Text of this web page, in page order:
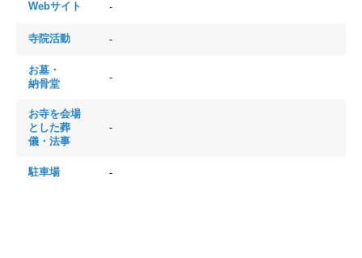
Webサイト -
寺院活動 -
お墓・
納骨堂
-
お寺を会場
とした葬
儀・法事
-
駐車場 -